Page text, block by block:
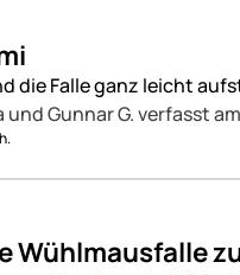
die Falle ganz leicht
und Gunnar G.verfasst
Wühlmausfalle